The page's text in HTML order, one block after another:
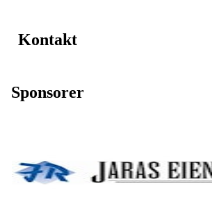
Kontakt
Sponsorer